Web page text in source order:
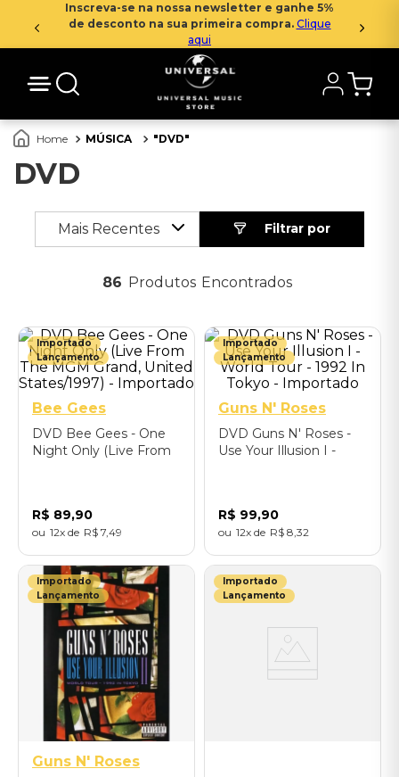
Inscreva-se na nossa newsletter e ganhe 5%
de desconto na sua primeira compra. Clique
aqui
MÚSICA DVD
DVD
Mais Recentes
86 Produtos
Importado
Lançamento
Bee Gees
DVD Bee Gees - One
Night Only (Live From
R$ 89,90
12 R$ 7 49
Importado
Lançamento
Guns N' Roses
DVD Guns N' Roses -
Use Your Illusion I -
R$ 99,90
12 R$ 8 32
Importado
Lançamento
Guns N' Roses
Importado
Lançamento